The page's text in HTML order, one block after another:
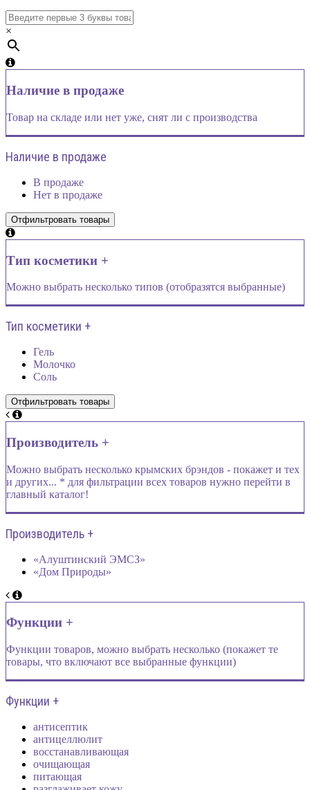
×
Наличие в продаже
Товар на складе или нет уже, снят ли с производства
Наличие в продаже
В продаже
Нет в продаже
Тип косметики +
Можно выбрать несколько типов (отобразятся выбранные)
Тип косметики +
Гель
Молочко
Соль
Производитель +
Можно выбрать несколько крымских брэндов - покажет и тех
и других... * для фильтрации всех товаров нужно перейти в
главный каталог!
Производитель +
«Алуштинский ЭМСЗ»
«Дом Природы»
Функции +
Функции товаров, можно выбрать несколько (покажет те
товары, что включают все выбранные функции)
Функции +
антисептик
антицеллюлит
восстанавливающая
очищающая
питающая